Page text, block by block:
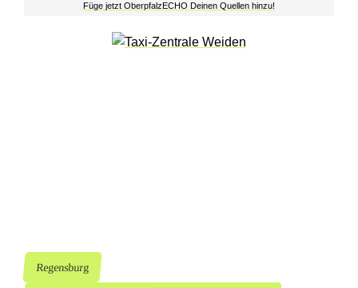
e
n
Füge jetzt OberpfalzECHO Deinen Quellen hinzu!
Regensburg